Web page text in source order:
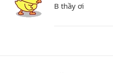
B thầy ơi